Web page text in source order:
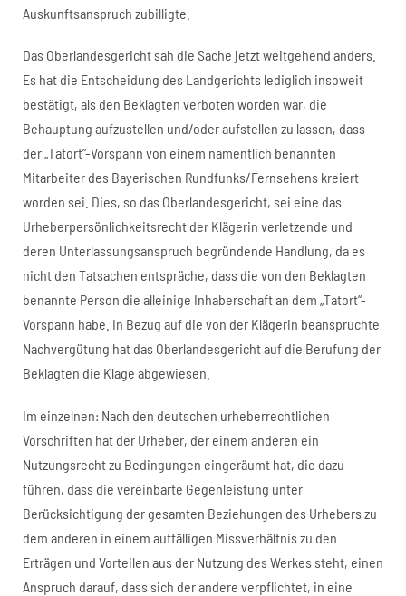
Auskunftsanspruch zubilligte.
Das Oberlandesgericht sah die Sache jetzt weitgehend anders.
Es hat die Entscheidung des Landgerichts lediglich insoweit
bestätigt, als den Beklagten verboten worden war, die
Behauptung aufzustellen und/oder aufstellen zu lassen, dass
der „Tatort“-Vorspann von einem namentlich benannten
Mitarbeiter des Bayerischen Rundfunks/Fernsehens kreiert
worden sei. Dies, so das Oberlandesgericht, sei eine das
Urheberpersönlichkeitsrecht der Klägerin verletzende und
deren Unterlassungsanspruch begründende Handlung, da es
nicht den Tatsachen entspräche, dass die von den Beklagten
benannte Person die alleinige Inhaberschaft an dem „Tatort“-
Vorspann habe. In Bezug auf die von der Klägerin beanspruchte
Nachvergütung hat das Oberlandesgericht auf die Berufung der
Beklagten die Klage abgewiesen.
Im einzelnen: Nach den deutschen urheberrechtlichen
Vorschriften hat der Urheber, der einem anderen ein
Nutzungsrecht zu Bedingungen eingeräumt hat, die dazu
führen, dass die vereinbarte Gegenleistung unter
Berücksichtigung der gesamten Beziehungen des Urhebers zu
dem anderen in einem auffälligen Missverhältnis zu den
Erträgen und Vorteilen aus der Nutzung des Werkes steht, einen
Anspruch darauf, dass sich der andere verpflichtet, in eine